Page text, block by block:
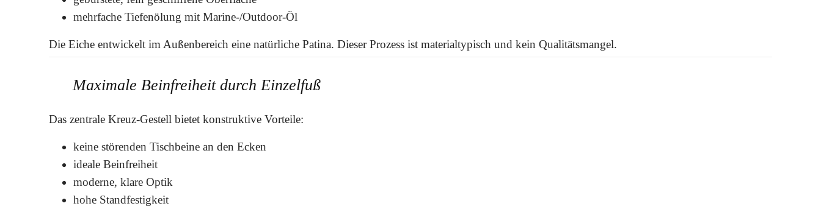
mehrfache Tiefenölung mit Marine-/Outdoor-Öl
Die Eiche entwickelt im Außenbereich eine natürliche Patina. Dieser Prozess ist materialtypisch und kein Qualitätsmangel.
Maximale Beinfreiheit durch Einzelfuß
Das zentrale Kreuz-Gestell bietet konstruktive Vorteile:
keine störenden Tischbeine an den Ecken
ideale Beinfreiheit
moderne, klare Optik
hohe Standfestigkeit